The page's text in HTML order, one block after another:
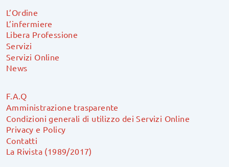
L’Ordine
L’infermiere
Libera Professione
Servizi
Servizi Online
News
F.A.Q
Amministrazione trasparente
Condizioni generali di utilizzo dei Servizi Online
Privacy e Policy
Contatti
La Rivista (1989/2017)